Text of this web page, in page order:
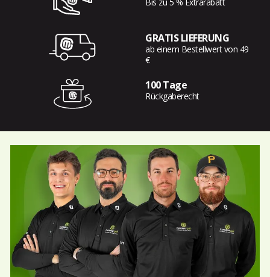
GRATIS LIEFERUNG
ab einem Bestellwert von 49
€
100 Tage
Rückgaberecht